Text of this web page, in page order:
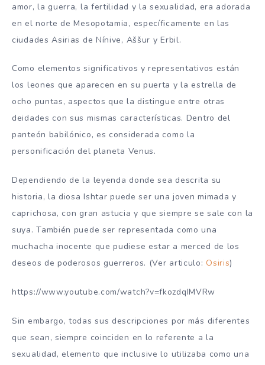
amor, la guerra, la fertilidad y la sexualidad, era adorada
en el norte de Mesopotamia, específicamente en las
ciudades Asirias de Nínive, Aššur y Erbil.
Como elementos significativos y representativos están
los leones que aparecen en su puerta y la estrella de
ocho puntas, aspectos que la distingue entre otras
deidades con sus mismas características. Dentro del
panteón babilónico, es considerada como la
personificación del planeta Venus.
Dependiendo de la leyenda donde sea descrita su
historia, la diosa Ishtar puede ser una joven mimada y
caprichosa, con gran astucia y que siempre se sale con la
suya. También puede ser representada como una
muchacha inocente que pudiese estar a merced de los
deseos de poderosos guerreros. (Ver articulo: Osiris)
https://www.youtube.com/watch?v=fkozdqIMVRw
Sin embargo, todas sus descripciones por más diferentes
que sean, siempre coinciden en lo referente a la
sexualidad, elemento que inclusive lo utilizaba como una